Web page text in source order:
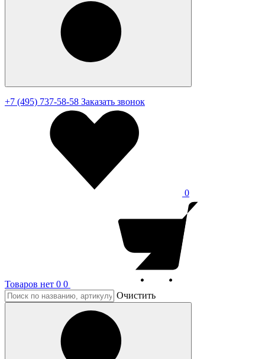
+7 (495) 737-58-58 Заказать звонок
0
Товаров нет 0 0
Очистить